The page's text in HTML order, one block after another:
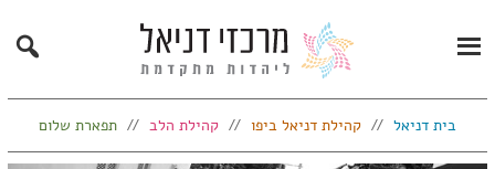
Primary
Menu
Search
בית דניאל קהילת דניאל ביפו קהילת הלב תפארת שלום